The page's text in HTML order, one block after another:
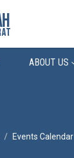
ABOUT US
Events Calendar